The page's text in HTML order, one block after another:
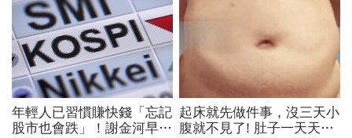
年輕人已習慣賺快錢「忘記
股市也會跌」！謝金河早一
起床就先做件事，沒三天小
腹就不見了! 肚子一天天變